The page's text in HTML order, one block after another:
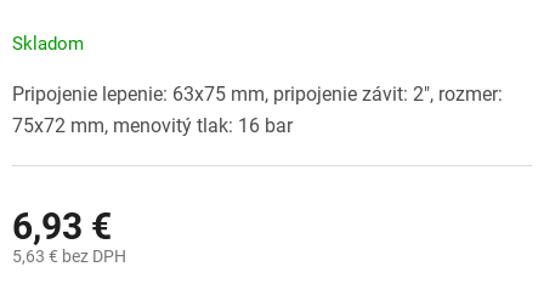
6,93 €
5,63 € bez DPH
Skladom
Pripojenie lepenie: 63x75 mm, pripojenie závit: 2", rozmer:
75x72 mm, menovitý tlak: 16 bar